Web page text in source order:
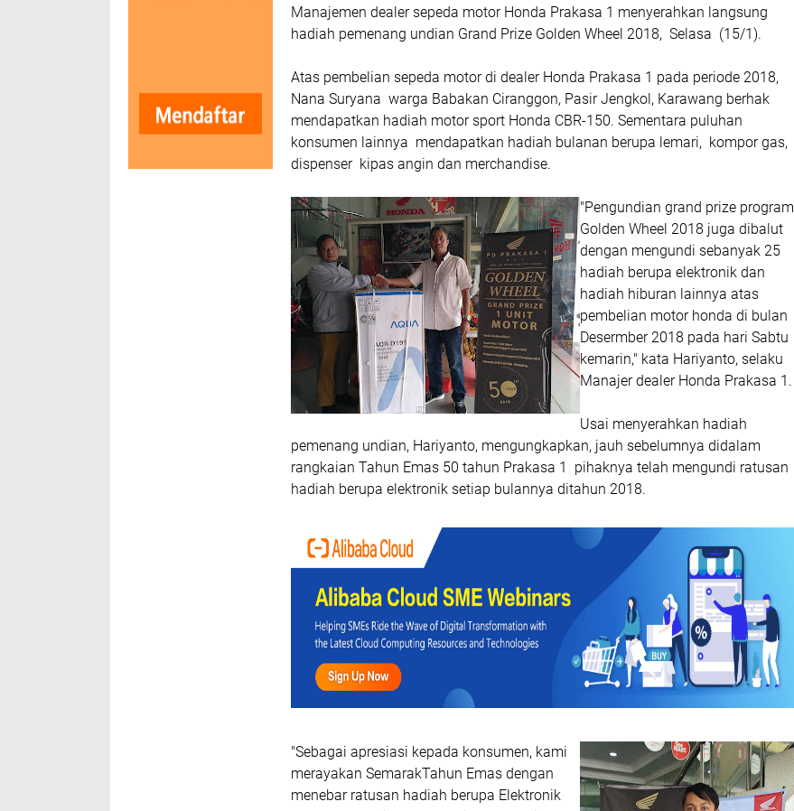
Manajemen dealer sepeda motor Honda Prakasa 1 menyerahkan langsung
hadiah pemenang undian Grand Prize Golden Wheel 2018, Selasa (15/1).
Atas pembelian sepeda motor di dealer Honda Prakasa 1 pada periode 2018,
Nana Suryana warga Babakan Ciranggon, Pasir Jengkol, Karawang berhak
mendapatkan hadiah motor sport Honda CBR-150. Sementara puluhan
konsumen lainnya mendapatkan hadiah bulanan berupa lemari, kompor gas,
dispenser kipas angin dan merchandise.
"Pengundian grand prize program
Golden Wheel 2018 juga dibalut
dengan mengundi sebanyak 25
hadiah berupa elektronik dan
hadiah hiburan lainnya atas
pembelian motor honda di bulan
Desermber 2018 pada hari Sabtu
kemarin," kata Hariyanto, selaku
Manajer dealer Honda Prakasa 1.
Usai menyerahkan hadiah
pemenang undian, Hariyanto, mengungkapkan, jauh sebelumnya didalam
rangkaian Tahun Emas 50 tahun Prakasa 1 pihaknya telah mengundi ratusan
hadiah berupa elektronik setiap bulannya ditahun 2018.
"Sebagai apresiasi kepada konsumen, kami
merayakan SemarakTahun Emas dengan
menebar ratusan hadiah berupa Elektronik